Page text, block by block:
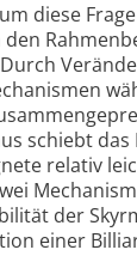
diese
schiebt
relativ
der
einer